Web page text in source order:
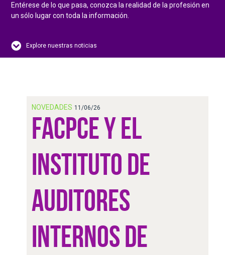
Entérese de lo que pasa, conozca la realidad de la profesión en
un sólo lugar con toda la información.
Explore nuestras noticias
NOVEDADES 11/06/26
FACPCE Y EL
INSTITUTO DE
AUDITORES
INTERNOS DE